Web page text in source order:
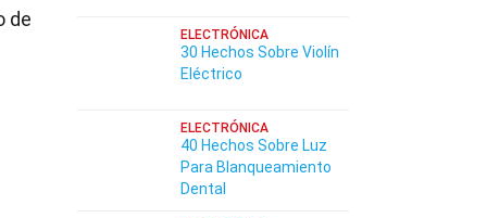
de
ELECTRÓNICA
30 Hechos Sobre Violín
Eléctrico
ELECTRÓNICA
40 Hechos Sobre Luz
Para Blanqueamiento
Dental